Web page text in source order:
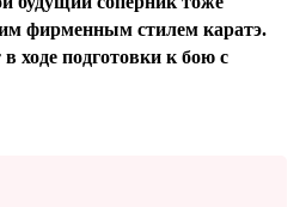
фирменным стилем каратэ.
ходе подготовки к бою с